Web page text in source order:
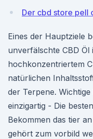
Der cbd store pell
Eines der Hauptziele
unverfälschte CBD Öl
hochkonzentriertem
natürlichen
der Terpene.
einzigartig - Die
Bekommen das tier
gehört zum vorbild